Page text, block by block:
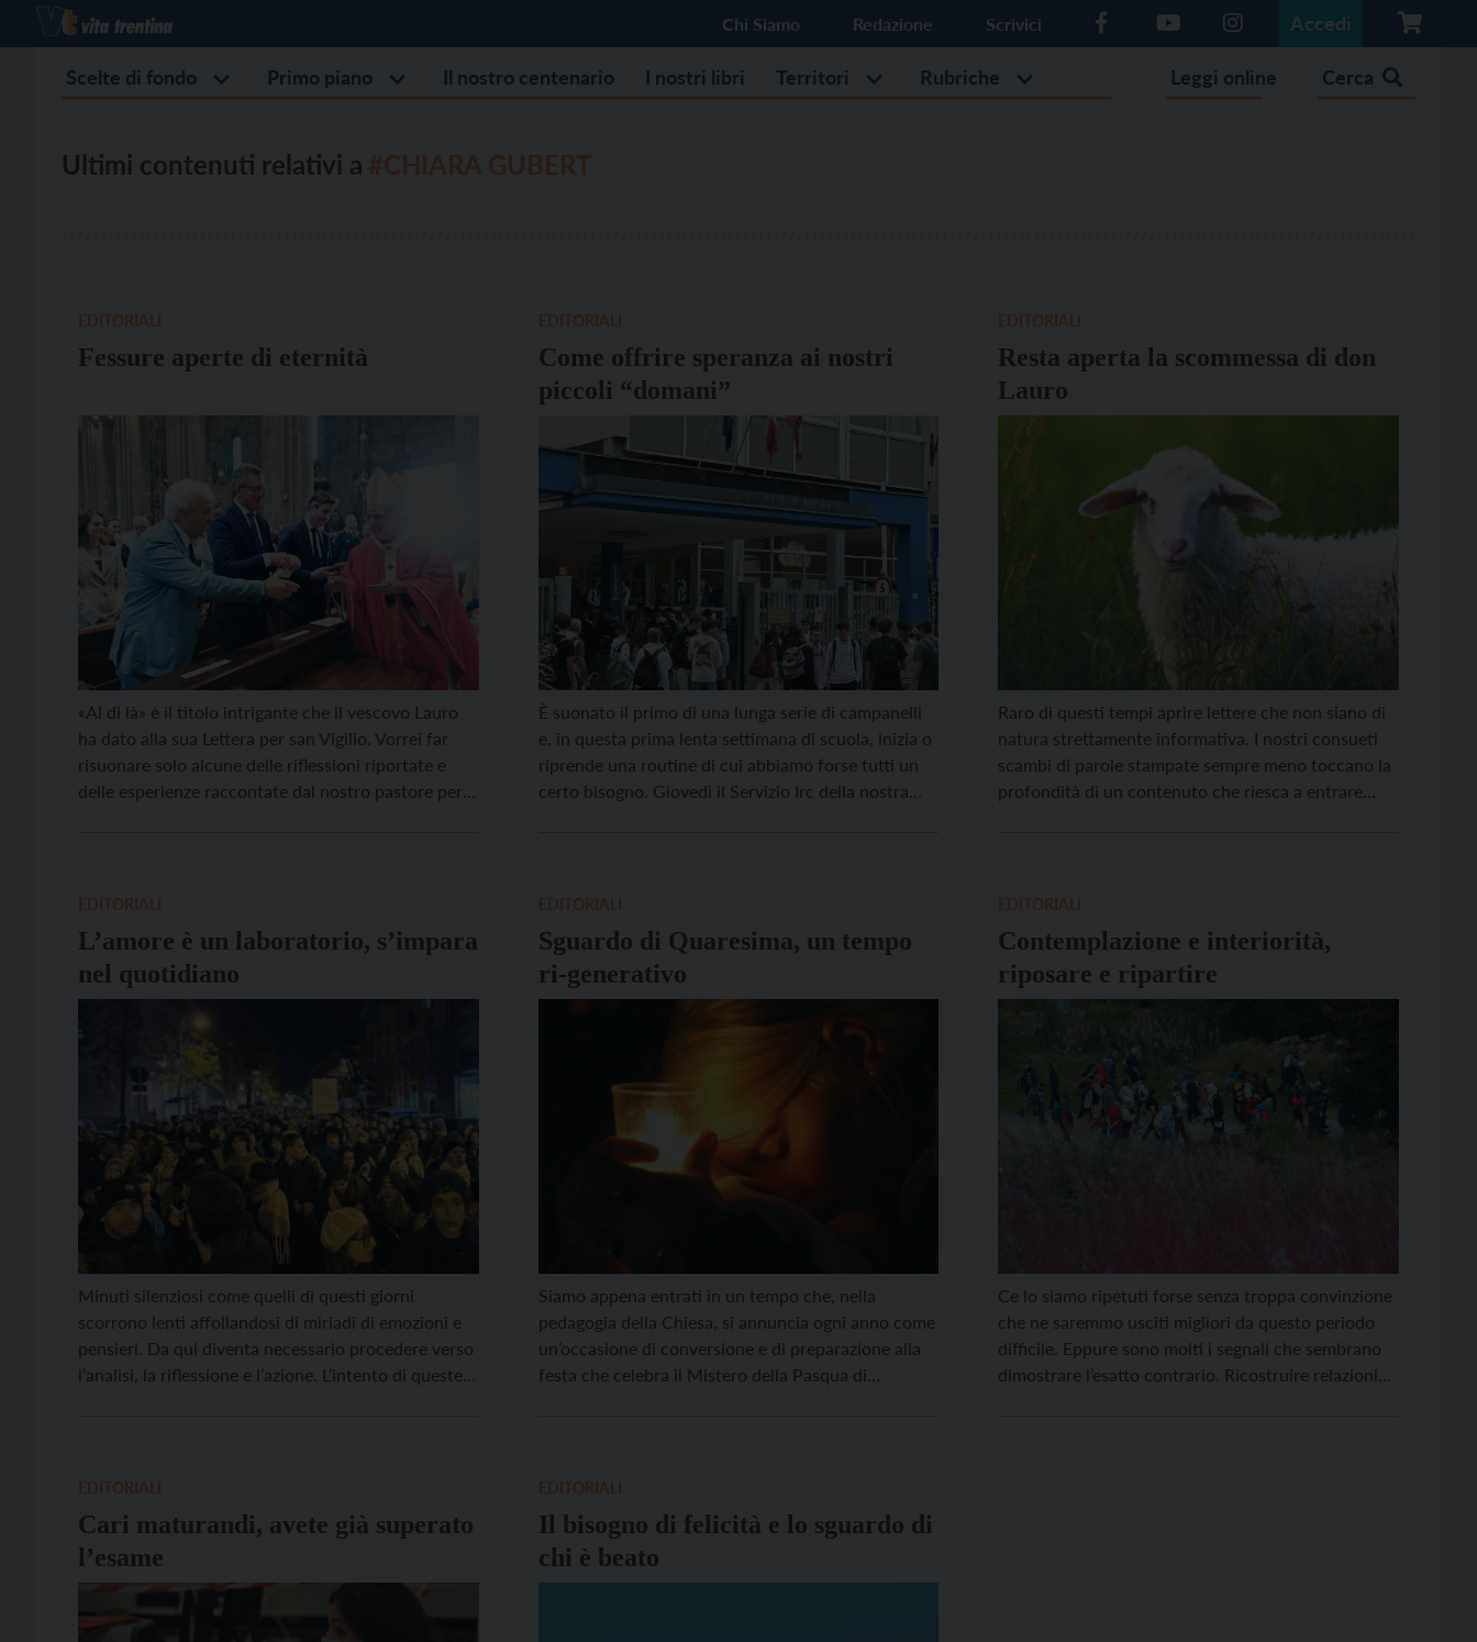
Chi Siamo Redazione Scrivici Accedi
Scelte di fondo Primo piano Il nostro centenario I nostri libri Territori Rubriche Leggi online Cerca
Ultimi contenuti relativi a
Fessure aperte di eternità
«Al di là» è il titolo intrigante che il vescovo Lauro
ha dato alla sua Lettera per san Vigilio. Vorrei far
risuonare solo alcune delle riflessioni riportate e
delle esperienze raccontate dal nostro pastore per
Come offrire speranza ai nostri
piccoli “domani”
È suonato il primo di una lunga serie di campanelli
e, in questa prima lenta settimana di scuola, inizia o
riprende una routine di cui abbiamo forse tutti un
certo bisogno. Giovedì il Servizio Irc della nostra
Resta aperta la scommessa di don
Lauro
Raro di questi tempi aprire lettere che non siano di
natura strettamente informativa. I nostri consueti
scambi di parole stampate sempre meno toccano la
profondità di un contenuto che riesca a entrare
L’amore è un laboratorio, s’impara
nel quotidiano
Minuti silenziosi come quelli di questi giorni
scorrono lenti affollandosi di miriadi di emozioni e
pensieri. Da qui diventa necessario procedere verso
l’analisi, la riflessione e l’azione. L’intento di queste
Sguardo di Quaresima, un tempo
ri-generativo
Siamo appena entrati in un tempo che, nella
pedagogia della Chiesa, si annuncia ogni anno come
un’occasione di conversione e di preparazione alla
festa che celebra il Mistero della Pasqua di
Contemplazione e interiorità,
riposare e ripartire
Ce lo siamo ripetuti forse senza troppa convinzione
che ne saremmo usciti migliori da questo periodo
difficile. Eppure sono molti i segnali che sembrano
dimostrare l’esatto contrario. Ricostruire relazioni
Cari maturandi, avete già superato
l’esame
Il bisogno di felicità e lo sguardo di
chi è beato